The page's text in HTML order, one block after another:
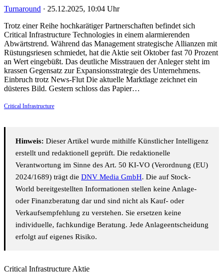
Turnaround · 25.12.2025, 10:04 Uhr
Trotz einer Reihe hochkarätiger Partnerschaften befindet sich
Critical Infrastructure Technologies in einem alarmierenden
Abwärtstrend. Während das Management strategische Allianzen mit
Rüstungsriesen schmiedet, hat die Aktie seit Oktober fast 70 Prozent
an Wert eingebüßt. Das deutliche Misstrauen der Anleger steht im
krassen Gegensatz zur Expansionsstrategie des Unternehmens.
Einbruch trotz News-Flut Die aktuelle Marktlage zeichnet ein
düsteres Bild. Gestern schloss das Papier…
Critical Infrastructure
Hinweis: Dieser Artikel wurde mithilfe Künstlicher Intelligenz
erstellt und redaktionell geprüft. Die redaktionelle
Verantwortung im Sinne des Art. 50 KI-VO (Verordnung (EU)
2024/1689) trägt die DNV Media GmbH. Die auf Stock-
World bereitgestellten Informationen stellen keine Anlage-
oder Finanzberatung dar und sind nicht als Kauf- oder
Verkaufsempfehlung zu verstehen. Sie ersetzen keine
individuelle, fachkundige Beratung. Jede Anlageentscheidung
erfolgt auf eigenes Risiko.
Critical Infrastructure Aktie